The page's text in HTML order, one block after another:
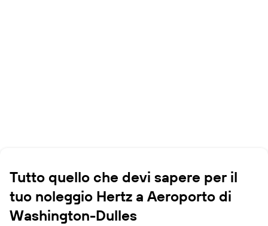
Tutto quello che devi sapere per il
tuo noleggio Hertz a Aeroporto di
Washington-Dulles